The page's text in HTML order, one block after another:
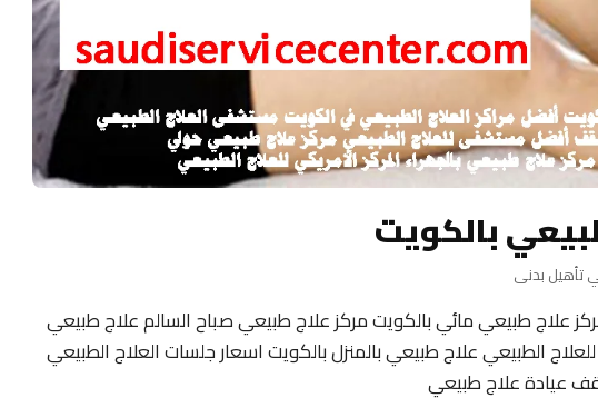
بالكويت
تأهيل بدنى
علاج طبيعي مائي بالكويت مركز علاج طبيعي صباح السالم علاج طبيعي
الطبيعي علاج طبيعي بالمنزل بالكويت اسعار جلسات العلاج الطبيعي
عيادة علاج طبيعي